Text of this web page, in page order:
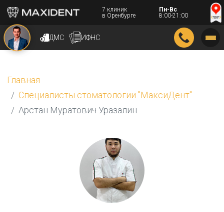
7 клиник
в Оренбурге
Пн-Вс
8:00-21:00
ИФНС
ДМС
Главная
Специалисты стоматологии "МаксиДент"
Арстан Муратович Уразалин